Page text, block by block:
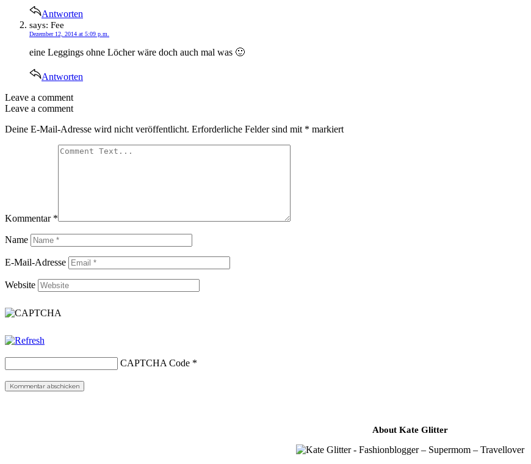
Antworten
says: Fee
Dezember 12, 2014 at 5:09 p.m.
eine Leggings ohne Löcher wäre doch auch mal was 🙂
Antworten
Leave a comment
Leave a comment
Deine E-Mail-Adresse wird nicht veröffentlicht. Erforderliche Felder sind mit * markiert
Kommentar *
Name
E-Mail-Adresse
Website
CAPTCHA Code *
About Kate Glitter